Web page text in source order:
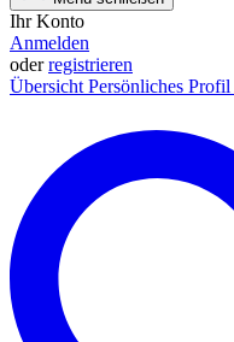
Ihr Konto
Anmelden
oderregistrieren
Übersicht Persönliches Profil